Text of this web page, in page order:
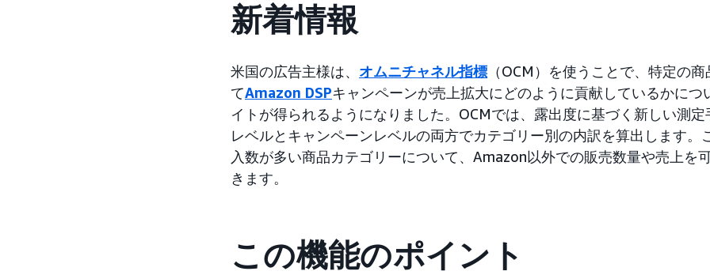
新着情報
米国の広告主様は、 オムニチャネル指標 （OCM）を使うことで、特定の
てAmazon DSPキャンペーンが売上拡大にどのように貢献しているかにつ
イトが得られるようになりました。OCMでは、露出度に基づく新しい測
レベルとキャンペーンレベルの両方でカテゴリー別の内訳を算出します。
入数が多い商品カテゴリーについて、Amazon以外での販売数量や売上を
きます。
この機能のポイント